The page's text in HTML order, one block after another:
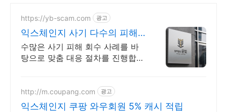
https://yb-scam.com 광고
익스체인지 사기 다수의 피해
회복 사례 보유
수많은 사기 피해 회수 사례를 바
탕으로 맞춤 대응 절차를 진행합니
로 해결책을 제시합니다
http://m.coupang.com 광고
익스체인지 쿠팡 와우회원 5% 캐시 적립